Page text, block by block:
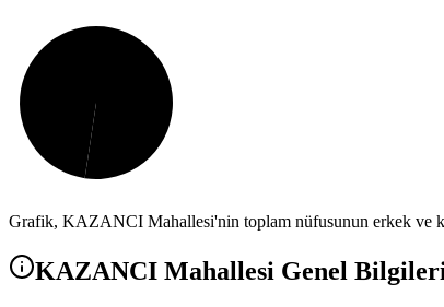
Grafik, KAZANCI Mahallesi'nin toplam nüfusunun erkek ve
KAZANCI Mahallesi Genel